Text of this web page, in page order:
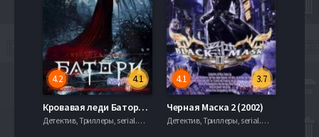
4.1
4.2
Кровавая леди Батори (2014)
Детектив, Триллеры, serial.mob
3.7
4.1
Черная Маска 2 (2002)
Детектив, Триллеры, serial.mob